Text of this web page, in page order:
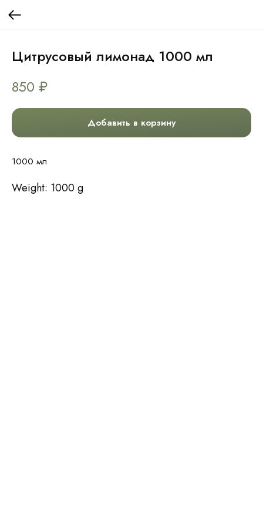
Цитрусовый лимонад 1000 мл
850 ₽
Добавить в корзину
1000 мл
Weight: 1000 g